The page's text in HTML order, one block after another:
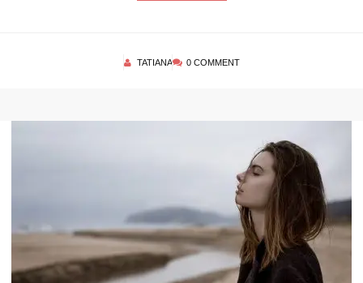
TATIANA 0 COMMENT